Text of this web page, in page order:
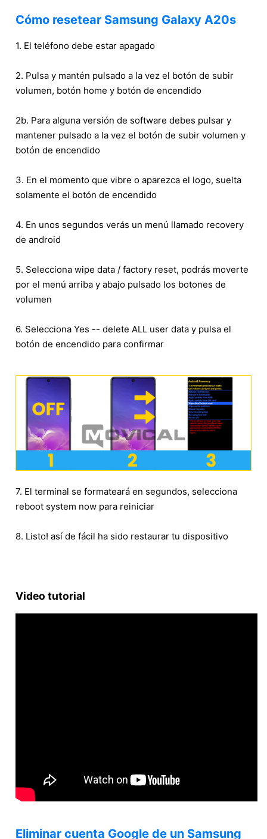
Cómo resetear Samsung Galaxy A20s
1. El teléfono debe estar apagado
2. Pulsa y mantén pulsado a la vez el botón de subir
volumen, botón home y botón de encendido
2b. Para alguna versión de software debes pulsar y
mantener pulsado a la vez el botón de subir volumen y
botón de encendido
3. En el momento que vibre o aparezca el logo, suelta
solamente el botón de encendido
4. En unos segundos verás un menú llamado recovery
de android
5. Selecciona wipe data / factory reset, podrás moverte
por el menú arriba y abajo pulsado los botones de
volumen
6. Selecciona Yes -- delete ALL user data y pulsa el
botón de encendido para confirmar
7. El terminal se formateará en segundos, selecciona
reboot system now para reiniciar
8. Listo! así de fácil ha sido restaurar tu dispositivo
Video tutorial
Eliminar cuenta Google de un Samsung